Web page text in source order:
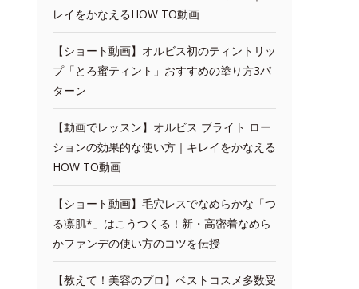
レイをかなえるHOW TO動画
【ショート動画】オルビス初のティントリッ
プ「とろ蜜ティント」おすすめの塗り方3パ
ターン
【動画でレッスン】オルビス ブライト ロー
ションの効果的な使い方｜キレイをかなえる
HOW TO動画
【ショート動画】毛穴レスでなめらかな「つ
る凛肌*」はこうつくる！新・高密着なめら
かファンデの使い方のコツを伝授
【教えて！美容のプロ】ベストコスメ多数受